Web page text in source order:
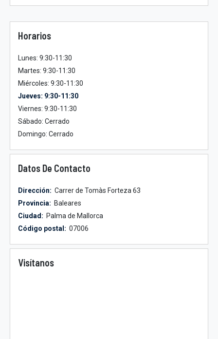
Horarios
Lunes: 9:30-11:30
Martes: 9:30-11:30
Miércoles: 9:30-11:30
Jueves: 9:30-11:30
Viernes: 9:30-11:30
Sábado: Cerrado
Domingo: Cerrado
Datos De Contacto
Dirección: Carrer de Tomàs Forteza 63
Provincia: Baleares
Ciudad: Palma de Mallorca
Código postal: 07006
Visítanos